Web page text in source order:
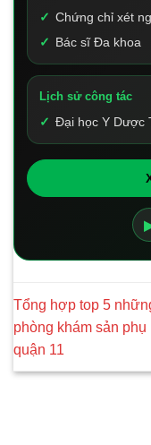
Chứng chỉ xét
Bác sĩ Đa khoa
Lịch sử công tác
Đại học Y Dược
Tổng hợp top 5
phòng khám sản phụ
quận 11